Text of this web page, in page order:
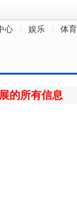
心 娱乐 体育
的所有信息